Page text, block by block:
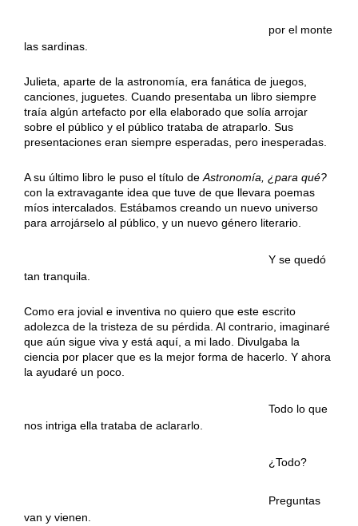
por el monte
las sardinas.
Julieta, aparte de la astronomía, era fanática de juegos,
canciones, juguetes. Cuando presentaba un libro siempre
traía algún artefacto por ella elaborado que solía arrojar
sobre el público y el público trataba de atraparlo. Sus
presentaciones eran siempre esperadas, pero inesperadas.
A su último libro le puso el título de Astronomía, ¿para qué?
con la extravagante idea que tuve de que llevara poemas
míos intercalados. Estábamos creando un nuevo universo
para arrojárselo al público, y un nuevo género literario.
Y se quedó
tan tranquila.
Como era jovial e inventiva no quiero que este escrito
adolezca de la tristeza de su pérdida. Al contrario, imaginaré
que aún sigue viva y está aquí, a mi lado. Divulgaba la
ciencia por placer que es la mejor forma de hacerlo. Y ahora
la ayudaré un poco.
Todo lo que
nos intriga ella trataba de aclararlo.
¿Todo?
Preguntas
van y vienen.